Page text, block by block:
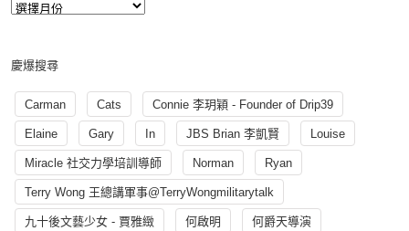
慶爆搜尋
Carman Cats Connie 李玥穎 - Founder of Drip39
Elaine Gary In JBS Brian 李凱賢 Louise
Miracle 社交力學培訓導師 Norman Ryan
Terry Wong 王總講軍事@TerryWongmilitarytalk
九十後文藝少女 - 賈雅緻 何啟明 何爵天導演